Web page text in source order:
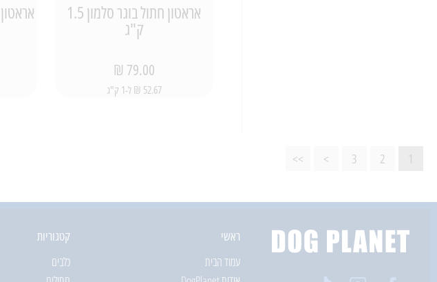
אראטון חתול בוגר סלמון 1.5
ק"ג
79.00 ₪
52.67 ₪ ל-1 ק"ג
אראטון
1
2
3
>
>>
ראשי
עמוד הבית
קטגוריות
כלבים